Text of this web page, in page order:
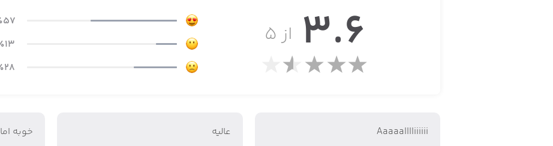
شبیه به آن‌ها را ندیده‌اید
· با تیم خود به سمت پیروزی حرکت کنید: به یک تیم حرفه‌ای پیوسته یا تیم خود را تشکیل دهید؛ سپس
کرده یا دوستانی جدید پیدا کنید. جوایز ویژه دریافت کنید، به دوستان خود کمک کنید و با کمک یکدیگر،
از ۵ 3.6
57
13
28
Aaaaalllliiiiii عالیه خوبه